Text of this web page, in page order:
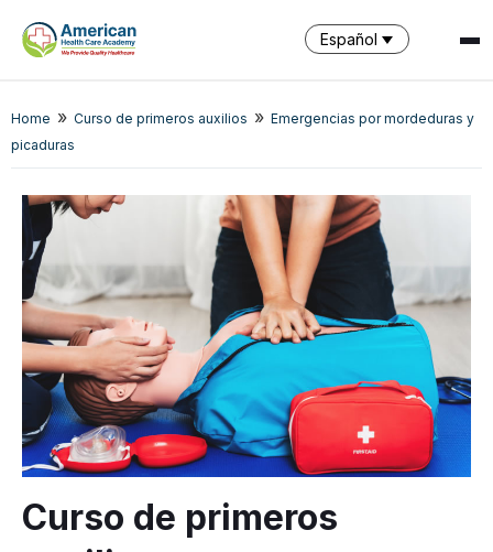
Español
Home » Curso de primeros auxilios » Emergencias por mordeduras y
picaduras
Curso de primeros
SPARK